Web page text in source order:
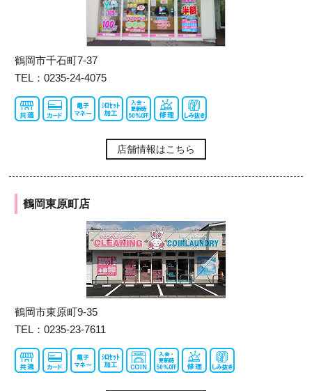
鶴岡市千石町7-37
TEL：0235-24-4075
店舗情報はこちら
鶴岡東原町店
鶴岡市東原町9-35
TEL：0235-23-7611